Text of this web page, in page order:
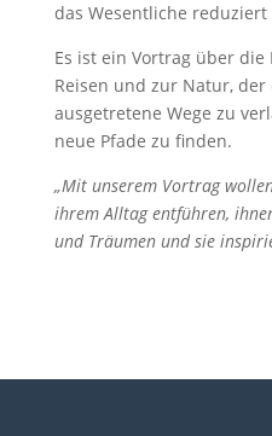
das Wesentliche reduziert
Es ist ein Vortrag über
Reisen und zur Natur,
ausgetretene Wege zu
neue Pfade zu finden.
„Mit unserem Vortrag
ihrem Alltag entführen,
und Träumen und sie